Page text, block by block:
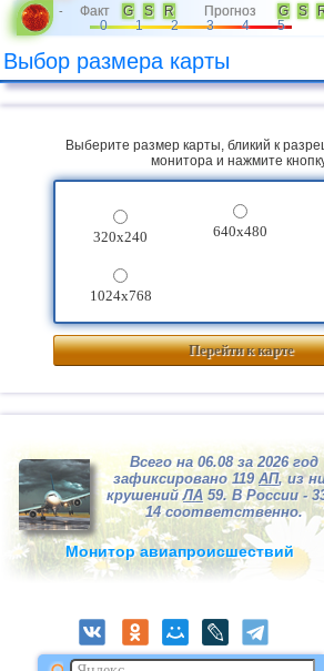
- Факт G S R Прогноз G S
0
1 2 3 4 5
Выбор размера карты
Выберите размер карты, бликий к
монитора и нажмите
320x240 640x480
1024x768
Перейти к карте
Всего на 06.08 за 2026 год
зафиксировано 119 АП, из
крушенийЛА 59. В России -
14 соответственно.
Монитор авиапроисшествий